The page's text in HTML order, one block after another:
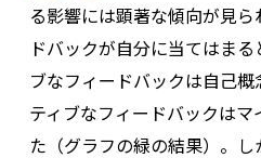
る影響には顕著な傾向が見
ドバックが自分に当てはま
ブなフィードバックは自己
ティブなフィードバックは
た（グラフの緑の結果）。